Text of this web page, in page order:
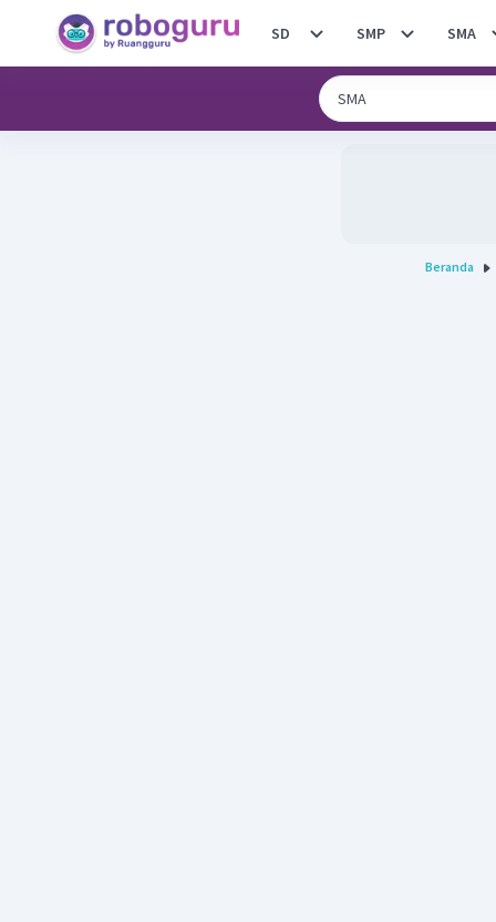
SD SMP SMA
Beranda